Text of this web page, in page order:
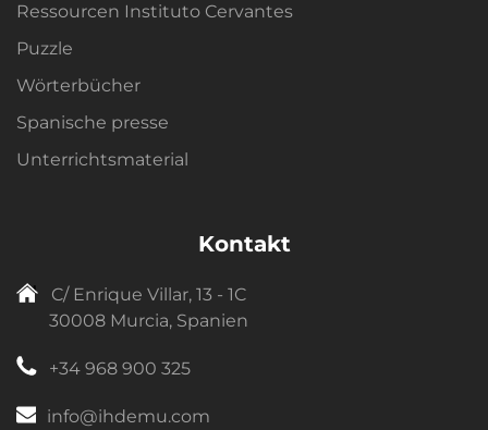
Ressourcen Instituto Cervantes
Puzzle
Wörterbücher
Spanische presse
Unterrichtsmaterial
Kontakt
C/ Enrique Villar, 13 - 1C
30008 Murcia, Spanien
+34 968 900 325
info@ihdemu.com